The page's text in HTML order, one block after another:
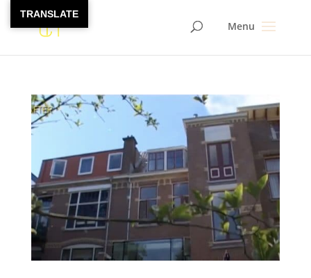
TRANSLATE